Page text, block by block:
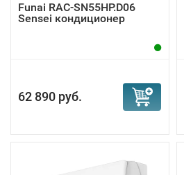
Funai RAC-SN55HP.D06
Sensei кондиционер
62 890 руб.